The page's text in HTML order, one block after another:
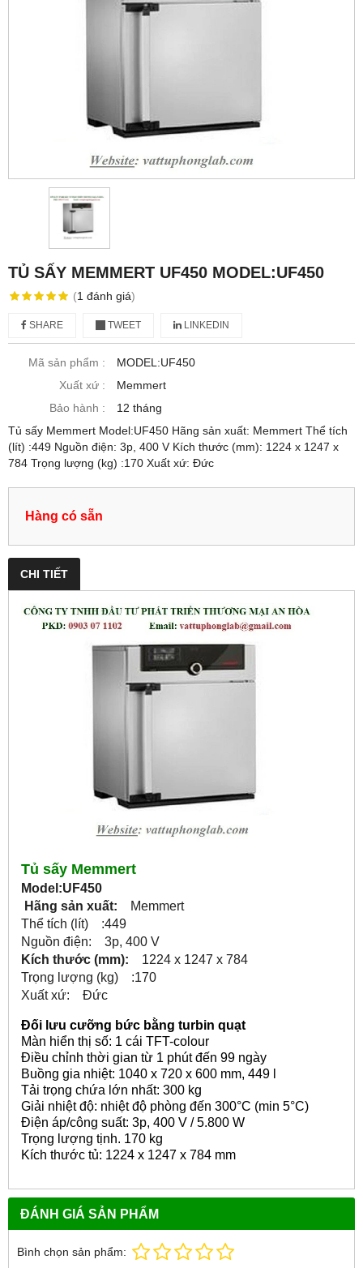
TỦ SẤY MEMMERT UF450 MODEL:UF450
(1 đánh giá)
SHARE TWEET LINKEDIN
Mã sản phẩm :
MODEL:UF450
Xuất xứ :
Memmert
Bảo hành :
12 tháng
Tủ sấy Memmert Model:UF450 Hãng sản xuất: Memmert Thể tích
(lít) :449 Nguồn điện: 3p, 400 V Kích thước (mm): 1224 x 1247 x
784 Trọng lượng (kg) :170 Xuất xứ: Đức
Hàng có sẵn
CHI TIẾT
Tủ sấy Memmert
Model:UF450
Hãng sản xuất:
Memmert
Thể tích (lít) :449
Nguồn điện: 3p, 400 V
Kích thước (mm):
1224 x 1247 x 784
Trọng lượng (kg) :170
Xuất xứ: Đức
Đối lưu cưỡng bức bằng turbin quạt
Màn hiển thị số: 1 cái TFT-colour
Điều chỉnh thời gian từ 1 phút đến 99 ngày
Buồng gia nhiệt: 1040 x 720 x 600 mm, 449 l
Tải trọng chứa lớn nhất: 300 kg
Giải nhiệt độ: nhiệt độ phòng đến 300°C (min 5°C)
Điện áp/công suất: 3p, 400 V / 5.800 W
Trọng lượng tịnh. 170 kg
Kích thước tủ: 1224 x 1247 x 784 mm
ĐÁNH GIÁ SẢN PHẨM
Bình chọn sản phẩm: